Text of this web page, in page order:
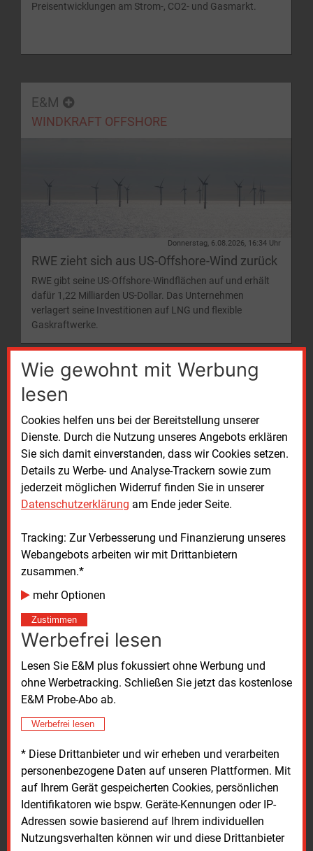
Wie gewohnt mit Werbung
lesen
Cookies helfen uns bei der Bereitstellung unserer
Dienste. Durch die Nutzung unseres Angebots erklären
Sie sich damit einverstanden, dass wir Cookies setzen.
Details zu Werbe- und Analyse-Trackern sowie zum
jederzeit möglichen Widerruf finden Sie in unserer
Datenschutzerklärung am Ende jeder Seite.
Tracking: Zur Verbesserung und Finanzierung unseres
Webangebots arbeiten wir mit Drittanbietern
zusammen.*
mehr Optionen
Zustimmen
Werbefrei lesen
Lesen Sie E&M plus fokussiert ohne Werbung und
ohne Werbetracking. Schließen Sie jetzt das kostenlose
E&M Probe-Abo ab.
Werbefrei lesen
* Diese Drittanbieter und wir erheben und verarbeiten
personenbezogene Daten auf unseren Plattformen. Mit
auf Ihrem Gerät gespeicherten Cookies, persönlichen
Identifikatoren wie bspw. Geräte-Kennungen oder IP-
Adressen sowie basierend auf Ihrem individuellen
Nutzungsverhalten können wir und diese Drittanbieter
Preisentwicklungen am Strom-, CO2- und Gasmarkt.
E&M
WINDKRAFT OFFSHORE
Donnerstag, 6.08.2026, 16:34 Uhr
RWE zieht sich aus US-Offshore-Wind zurück
RWE gibt seine US-Offshore-Windflächen auf und erhält
dafür 1,22 Milliarden US-Dollar. Das Unternehmen
verlagert seine Investitionen auf LNG und flexible
Gaskraftwerke.
E&M
Donnerstag, 6.08.2026, 16:32 Uhr
Leichter zum CO2-Fußabdruck
Den CO2-Fußabdruck eines Produktes
Wertschöpfungskette zu bestimmen, ist herausfordernd.
Ein neuer Leitfaden soll helfen.
E&M
VERTRIEB
Donnerstag, 6.08.2026, 16:18 Uhr
Plan B mit starkem Wachstum